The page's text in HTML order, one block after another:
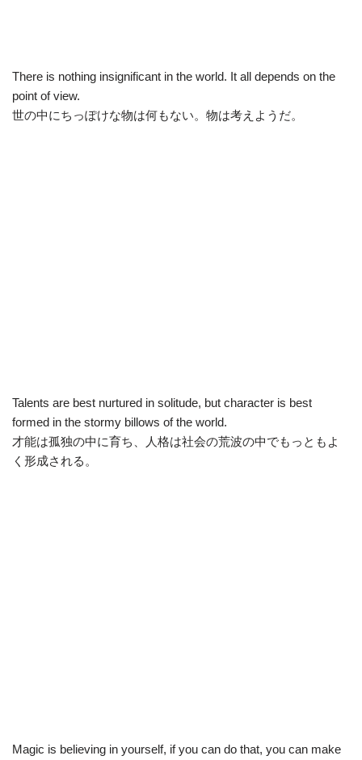
There is nothing insignificant in the world. It all depends on the
point of view.
世の中にちっぽけな物は何もない。物は考えようだ。
Talents are best nurtured in solitude, but character is best
formed in the stormy billows of the world.
才能は孤独の中に育ち、人格は社会の荒波の中でもっともよ
く形成される。
Magic is believing in yourself, if you can do that, you can make